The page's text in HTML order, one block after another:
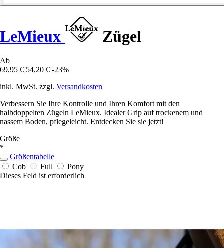
LeMieux Zügel
Ab
69,95 € 54,20 € -23%
inkl. MwSt. zzgl. Versandkosten
Verbessern Sie Ihre Kontrolle und Ihren Komfort mit den
halbdoppelten Zügeln LeMieux. Idealer Grip auf trockenem und
nassem Boden, pflegeleicht. Entdecken Sie sie jetzt!
Größe
*
Größentabelle
Cob
Full
Pony
Dieses Feld ist erforderlich